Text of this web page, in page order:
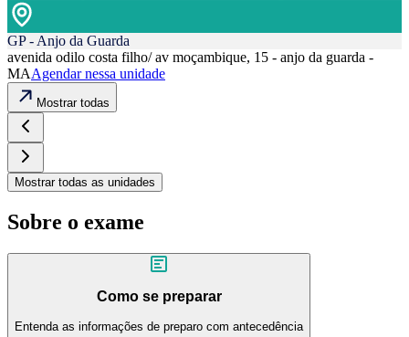
GP - Anjo da Guarda
avenida odilo costa filho/ av moçambique, 15 - anjo da guarda -
MAAgendar nessa unidade
Mostrar todas
Mostrar todas as unidades
Sobre o exame
Como se preparar
Entenda as informações de preparo com antecedência